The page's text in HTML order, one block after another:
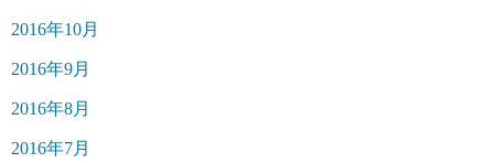
2016年10月
2016年9月
2016年8月
2016年7月